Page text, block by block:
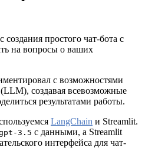
создания простого чат-бота с
на вопросы о ваших
с возможностями
создавая всевозможные
результатами работы.
LangChain и Streamlit.
3.5 с данными, а Streamlit
интерфейса для чат-